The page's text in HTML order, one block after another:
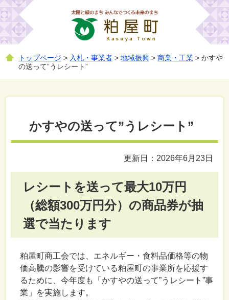
トップページ > 入札・事業者 >地域振興 >商業・工業 > かすや
の送って”うレシート”
かすやの送って”うレシート”
更新日：2026年6月23日
レシートを送って最大10万円
（総額300万円分）の商品券が抽
選で当たります
粕屋町商工会では、エネルギー・食料品価格等の物
価高騰の影響を受けている粕屋町の事業所を応援す
るために、今年度も「かすやの送って”うレシート”事
業」を実施します。